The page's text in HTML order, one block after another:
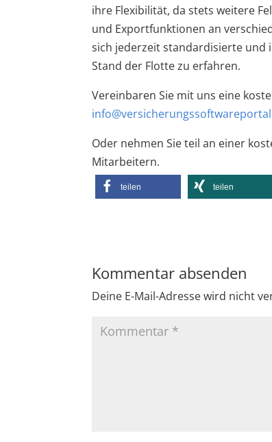
ihre Flexibilität, da stets weitere
und Exportfunktionen an
sich jederzeit standardisierte und
Stand der Flotte zu erfahren.
Vereinbaren Sie mit uns eine
Oder nehmen Sie teil an einer
Mitarbeitern.
teilen teilen
Kommentar absenden
Deine E-Mail-Adresse wird nicht